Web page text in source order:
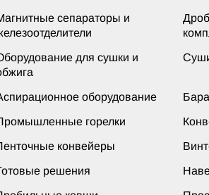
сепараторы и
для сушки и
оборудование
горелки
конвейеры
решения